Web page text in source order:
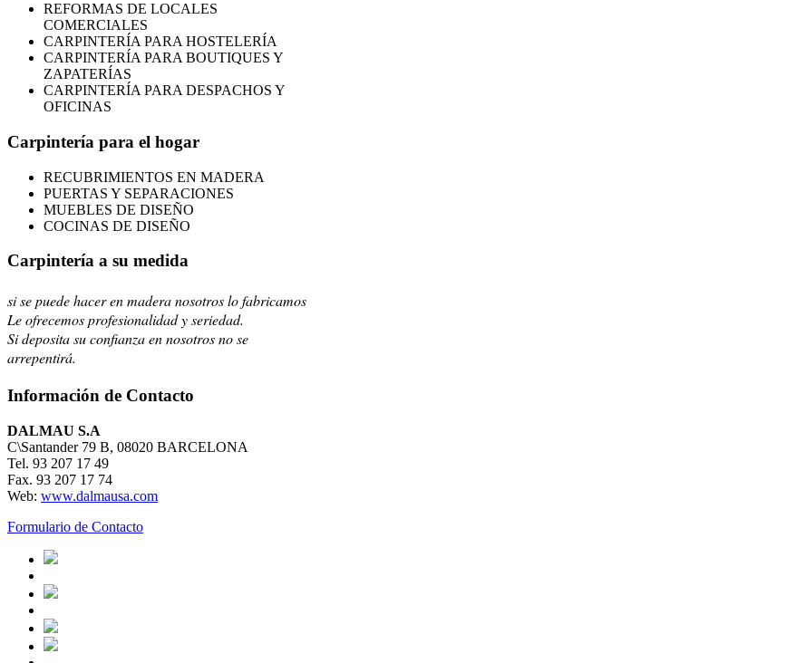
REFORMAS DE LOCALES
COMERCIALES
CARPINTERÍA PARA HOSTELERÍA
CARPINTERÍA PARA BOUTIQUES Y
ZAPATERÍAS
CARPINTERÍA PARA DESPACHOS Y
OFICINAS
Carpintería para el hogar
RECUBRIMIENTOS EN MADERA
PUERTAS Y SEPARACIONES
MUEBLES DE DISEÑO
COCINAS DE DISEÑO
Carpintería a su medida
si se puede hacer en madera nosotros lo fabricamos
Le ofrecemos profesionalidad y seriedad.
Si deposita su confianza en nosotros no se
arrepentirá.
Información de Contacto
DALMAU S.A
C\Santander 79 B, 08020 BARCELONA
Tel. 93 207 17 49
Fax. 93 207 17 74
Web: www.dalmausa.com
Formulario de Contacto